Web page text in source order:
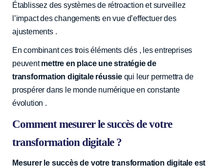
Établissez des systèmes de rétroaction et surveillez
l’impact des changements en vue d’effectuer des
ajustements ️.
En combinant ces trois éléments clés ‍, les entreprises
peuventmettre en place une stratégie de
transformation digitale réussiequi leur permettra de
prospérer dans le monde numérique en constante
évolution .
Comment mesurer le succès de votre
transformation digitale ?
Mesurer le succès de votre transformation digitale est